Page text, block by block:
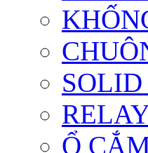
SOLID
Ổ